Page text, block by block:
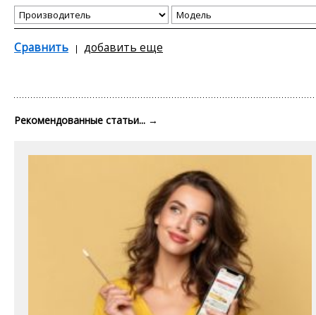
Сравнить добавить еще
Рекомендованные статьи... →